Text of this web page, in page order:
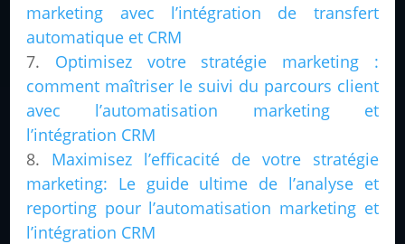
marketing avec l’intégration de transfert
automatique et CRM
Optimisez votre stratégie marketing :
comment maîtriser le suivi du parcours client
avec l’automatisation marketing et
l’intégration CRM
Maximisez l’efficacité de votre stratégie
marketing: Le guide ultime de l’analyse et
reporting pour l’automatisation marketing et
l’intégration CRM